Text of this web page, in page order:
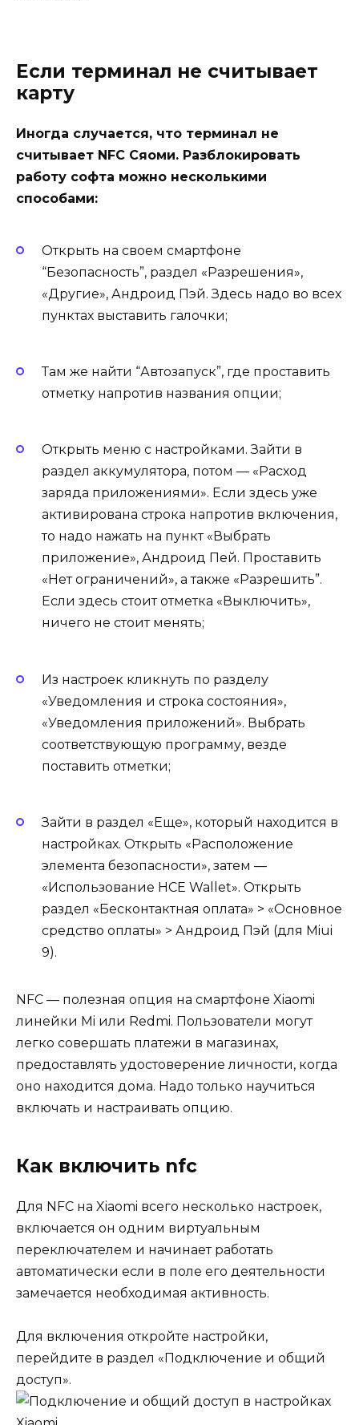
Если терминал не считывает
карту
Иногда случается, что терминал не
считывает NFC Сяоми. Разблокировать
работу софта можно несколькими
способами:
Открыть на своем смартфоне
“Безопасность”, раздел «Разрешения»,
«Другие», Андроид Пэй. Здесь надо во всех
пунктах выставить галочки;
Там же найти “Автозапуск”, где проставить
отметку напротив названия опции;
Открыть меню с настройками. Зайти в
раздел аккумулятора, потом — «Расход
заряда приложениями». Если здесь уже
активирована строка напротив включения,
то надо нажать на пункт «Выбрать
приложение», Андроид Пей. Проставить
«Нет ограничений», а также «Разрешить”.
Если здесь стоит отметка «Выключить»,
ничего не стоит менять;
Из настроек кликнуть по разделу
«Уведомления и строка состояния»,
«Уведомления приложений». Выбрать
соответствующую программу, везде
поставить отметки;
Зайти в раздел «Еще», который находится в
настройках. Открыть «Расположение
элемента безопасности», затем —
«Использование HCE Wallet». Открыть
раздел «Бесконтактная оплата» > «Основное
средство оплаты» > Андроид Пэй (для Miui
9).
NFC — полезная опция на смартфоне Xiaomi
линейки Mi или Redmi. Пользователи могут
легко совершать платежи в магазинах,
предоставлять удостоверение личности, когда
оно находится дома. Надо только научиться
включать и настраивать опцию.
Как включить nfc
Для NFC на Xiaomi всего несколько настроек,
включается он одним виртуальным
переключателем и начинает работать
автоматически если в поле его деятельности
замечается необходимая активность.
Для включения откройте настройки,
перейдите в раздел «Подключение и общий
доступ».